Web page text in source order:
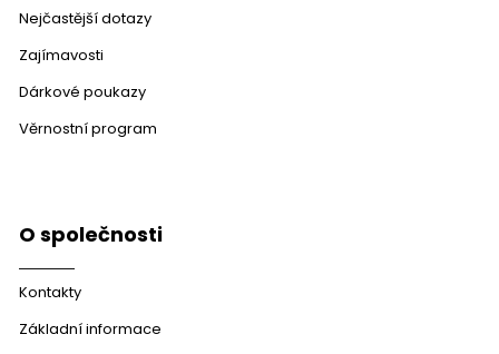
Nejčastější dotazy
Zajímavosti
Dárkové poukazy
Věrnostní program
O společnosti
Kontakty
Základní informace